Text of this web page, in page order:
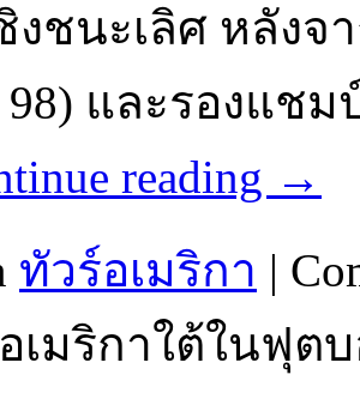
งชนะเลิศ หลัง
98) และรองแช
reading →
ทัวร์อเมริกา |
เมริกาใต้ในฟุต